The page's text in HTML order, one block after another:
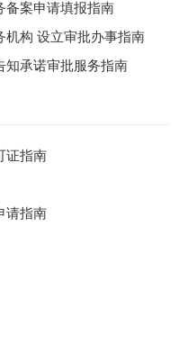
备案申请填报指南
机构 设立审批办事指南
知承诺审批服务指南
证指南
请指南